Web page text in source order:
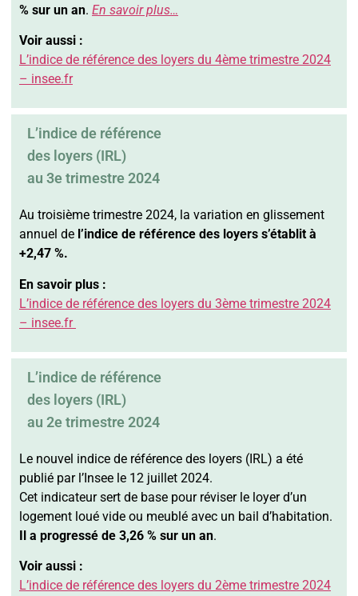
% sur un an. En savoir plus…
Voir aussi :
L’indice de référence des loyers du 4ème trimestre 2024
– insee.fr
L’indice de référence
des loyers (IRL)
au 3e trimestre 2024
Au troisième trimestre 2024, la variation en glissement
annuel de l’indice de référence des loyers s’établit à
+2,47 %.
En savoir plus :
L’indice de référence des loyers du 3ème trimestre 2024
– insee.fr
L’indice de référence
des loyers (IRL)
au 2e trimestre 2024
Le nouvel indice de référence des loyers (IRL) a été
publié par l’Insee le 12 juillet 2024.
Cet indicateur sert de base pour réviser le loyer d’un
logement loué vide ou meublé avec un bail d’habitation.
Il a progressé de 3,26 % sur un an.
Voir aussi :
L’indice de référence des loyers du 2ème trimestre 2024